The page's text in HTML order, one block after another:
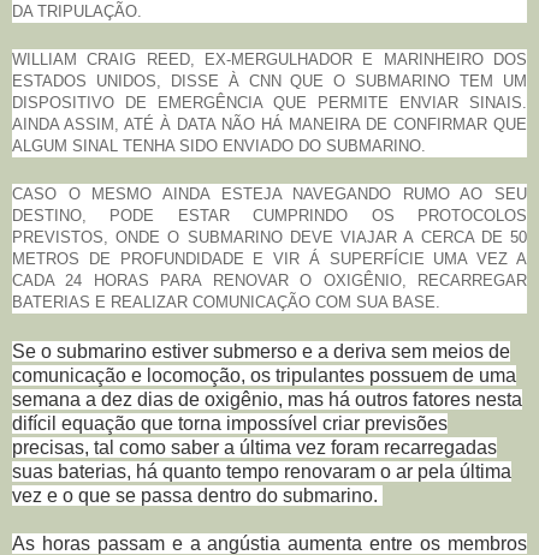
DA TRIPULAÇÃO.
WILLIAM CRAIG REED, EX-MERGULHADOR E MARINHEIRO DOS
ESTADOS UNIDOS, DISSE À CNN QUE O SUBMARINO TEM UM
DISPOSITIVO DE EMERGÊNCIA QUE PERMITE ENVIAR SINAIS.
AINDA ASSIM, ATÉ À DATA NÃO HÁ MANEIRA DE CONFIRMAR QUE
ALGUM SINAL TENHA SIDO ENVIADO DO SUBMARINO.
CASO O MESMO AINDA ESTEJA NAVEGANDO RUMO AO SEU
DESTINO, PODE ESTAR CUMPRINDO OS PROTOCOLOS
PREVISTOS, ONDE O SUBMARINO DEVE VIAJAR A CERCA DE 50
METROS DE PROFUNDIDADE E VIR Á SUPERFÍCIE UMA VEZ A
CADA 24 HORAS PARA RENOVAR O OXIGÊNIO, RECARREGAR
BATERIAS E REALIZAR COMUNICAÇÃO COM SUA BASE.
Se o submarino estiver submerso e a deriva sem meios de
comunicação e locomoção, os tripulantes possuem de uma
semana a dez dias de oxigênio, mas há outros fatores nesta
difícil equação que torna impossível criar previsões
precisas, tal como saber a última vez foram recarregadas
suas baterias, há quanto tempo renovaram o ar pela última
vez e o que se passa dentro do submarino.
As horas passam e a angústia aumenta entre os membros